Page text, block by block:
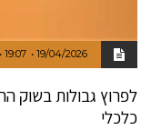
19/04/2026
19:07
לפרוץ גבולות בשוק
כלכלי